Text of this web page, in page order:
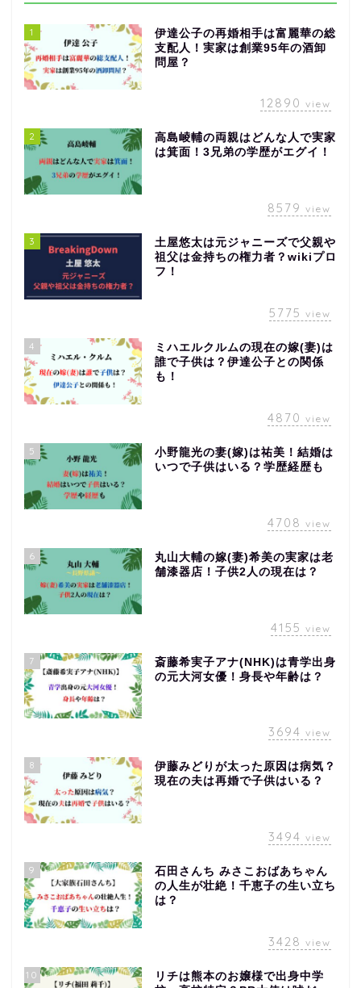
1
伊達公子の再婚相手は富麗華の総
支配人！実家は創業95年の酒卸
問屋？
12890 view
2
高島崚輔の両親はどんな人で実家
は箕面！3兄弟の学歴がエグイ！
8579 view
3
土屋悠太は元ジャニーズで父親や
祖父は金持ちの権力者？wikiプロ
フ！
5775 view
4
ミハエルクルムの現在の嫁(妻)は
誰で子供は？伊達公子との関係
も！
4870 view
5
小野龍光の妻(嫁)は祐美！結婚は
いつで子供はいる？学歴経歴も
4708 view
6
丸山大輔の嫁(妻)希美の実家は老
舗漆器店！子供2人の現在は？
4155 view
7
斎藤希実子アナ(NHK)は青学出身
の元大河女優！身長や年齢は？
3694 view
8
伊藤みどりが太った原因は病気？
現在の夫は再婚で子供はいる？
3494 view
9
石田さんち みさこおばあちゃん
の人生が壮絶！千恵子の生い立ち
は？
3428 view
10
リチは熊本のお嬢様で出身中学